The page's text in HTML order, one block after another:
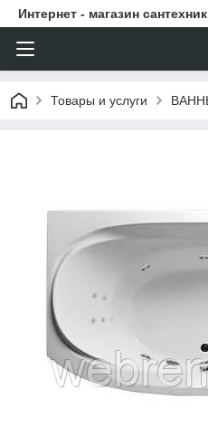
Интернет - магазин
Товары и услуги